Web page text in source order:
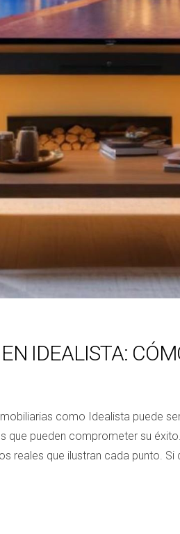
IDEALISTA:
como Idealista puede
que pueden comprometer su
reales que ilustran cada punto.